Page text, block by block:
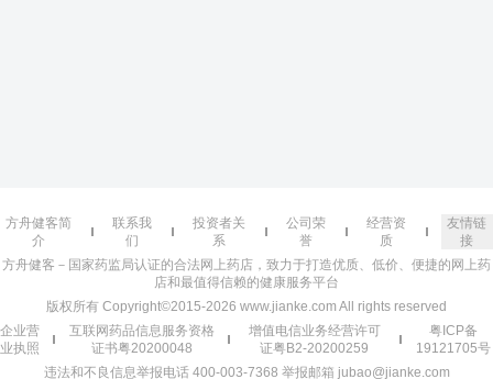
方舟健客简
介
联系我
们
投资者关
系
公司荣
誉
经营资
质
友情链
接
方舟健客－国家药监局认证的合法网上药店，致力于打造优质、低价、便捷的网上药
店和最值得信赖的健康服务平台
版权所有 Copyright©2015-2026 www.jianke.com All rights reserved
企业营
业执照
互联网药品信息服务资格
证书粤20200048
增值电信业务经营许可
证粤B2-20200259
粤ICP备
19121705号
违法和不良信息举报电话 400-003-7368 举报邮箱 jubao@jianke.com